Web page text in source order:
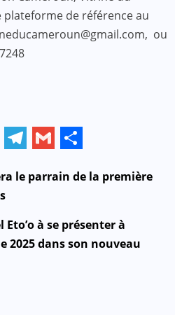
de référence au
ou
le parrain de la première
à se présenter à
2025 dans son nouveau